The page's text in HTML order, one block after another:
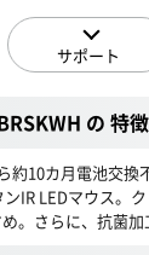
サポート
の 特徴
約10カ月電池交
IR LEDマウス。
。さらに、抗菌